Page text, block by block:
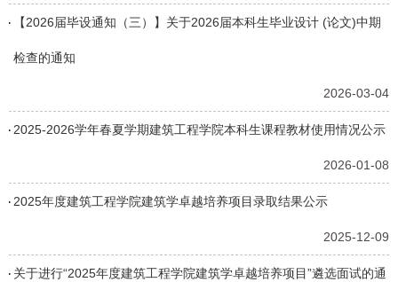
【2026届毕设通知（三）】关于2026届本科生毕业设计 (论文)中期
检查的通知
2026-03-04
2025-2026学年春夏学期建筑工程学院本科生课程教材使用情况公示
2026-01-08
2025年度建筑工程学院建筑学卓越培养项目录取结果公示
2025-12-09
关于进行“2025年度建筑工程学院建筑学卓越培养项目”遴选面试的通